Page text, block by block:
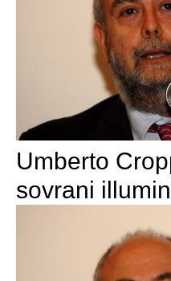
Umberto
sovrani